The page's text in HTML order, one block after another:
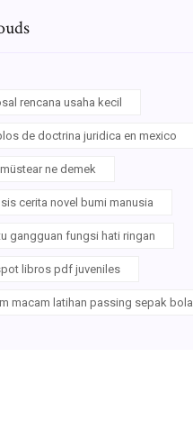
rencana usaha kecil
de doctrina juridica en mexico
müstear ne demek
cerita novel bumi manusia
gangguan fungsi hati ringan
libros pdf juveniles
macam latihan passing sepak bola